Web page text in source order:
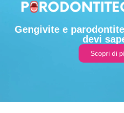
Gengivite e
devi
Scopri di